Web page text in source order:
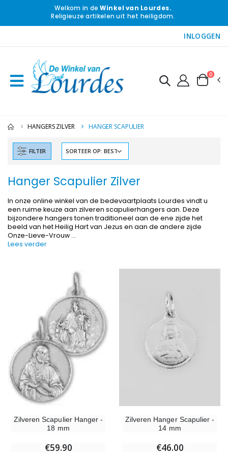
Welkom in deWinkel van Lourdes.
Religieuze artikelen uit het heiligdom.
INLOGGEN
0
HANGERS ZILVER HANGER SCAPULIER
FILTER
Hanger Scapulier Zilver
In onze online winkel van de bedevaartplaats Lourdes vindt u
een ruime keuze aan zilveren scapulierhangers aan. Deze
bijzondere hangers tonen traditioneel aan de ene zijde het
beeld van het Heilig Hart van Jezus en aan de andere zijde
Onze-Lieve-Vrouw ...
Lees verder
Zilveren Scapulier Hanger -
18 mm
€59.90
Zilveren Hanger Scapulier -
14 mm
€46.00
-10%
€15.00
€21.90
€24.90